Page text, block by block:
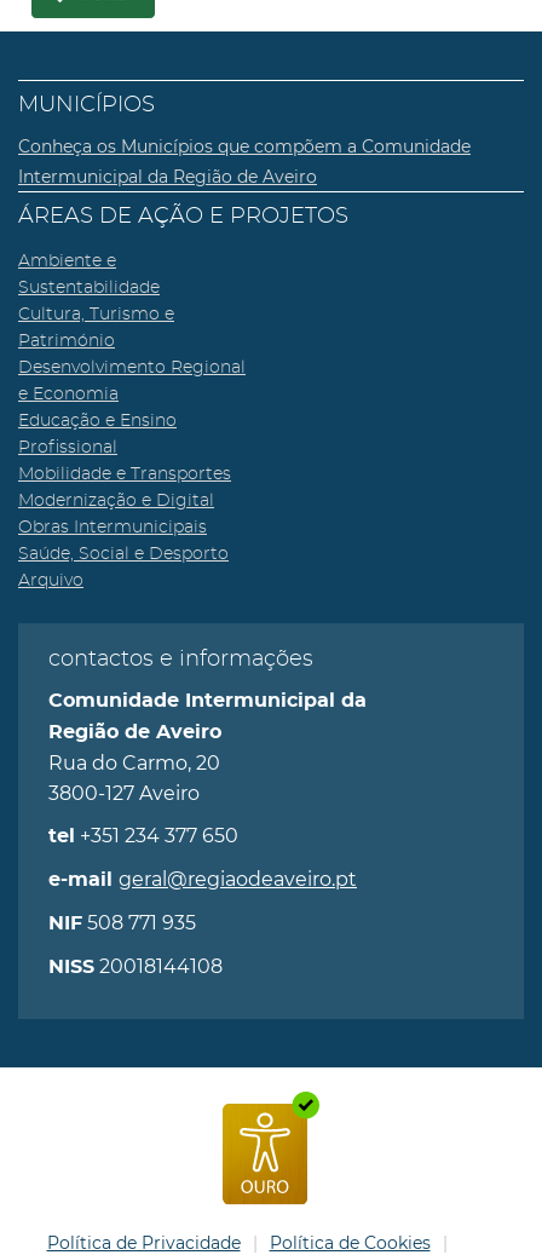
MUNICÍPIOS
Conheça os Municípios que compõem a Comunidade
Intermunicipal da Região de Aveiro
ÁREAS DE AÇÃO E PROJETOS
Ambiente e
Sustentabilidade
Cultura, Turismo e
Património
Desenvolvimento Regional
e Economia
Educação e Ensino
Profissional
Mobilidade e Transportes
Modernização e Digital
Obras Intermunicipais
Saúde, Social e Desporto
Arquivo
contactos e informações
Comunidade Intermunicipal da
Região de Aveiro
Rua do Carmo, 20
3800-127 Aveiro
tel +351 234 377 650
e-mail geral@regiaodeaveiro.pt
NIF 508 771 935
NISS 20018144108
Política de Privacidade Política de Cookies